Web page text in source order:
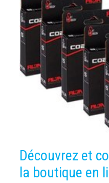
Découvrez et
la boutique en